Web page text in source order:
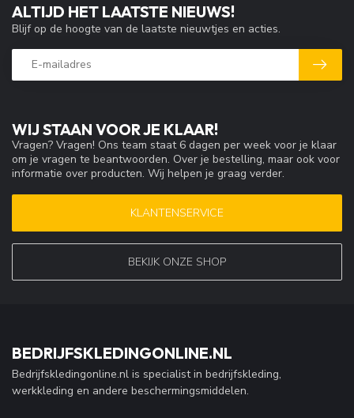
WIJ STAAN VOOR JE KLAAR!
Vragen? Vragen! Ons team staat 6 dagen per week voor je klaar
om je vragen te beantwoorden. Over je bestelling, maar ook voor
informatie over producten. Wij helpen je graag verder.
KLANTENSERVICE
BEKIJK ONZE SHOP
ALTIJD HET LAATSTE NIEUWS!
Blijf op de hoogte van de laatste nieuwtjes en acties.
BEDRIJFSKLEDINGONLINE.NL
Bedrijfskledingonline.nl is specialist in bedrijfskleding,
werkkleding en andere beschermingsmiddelen.